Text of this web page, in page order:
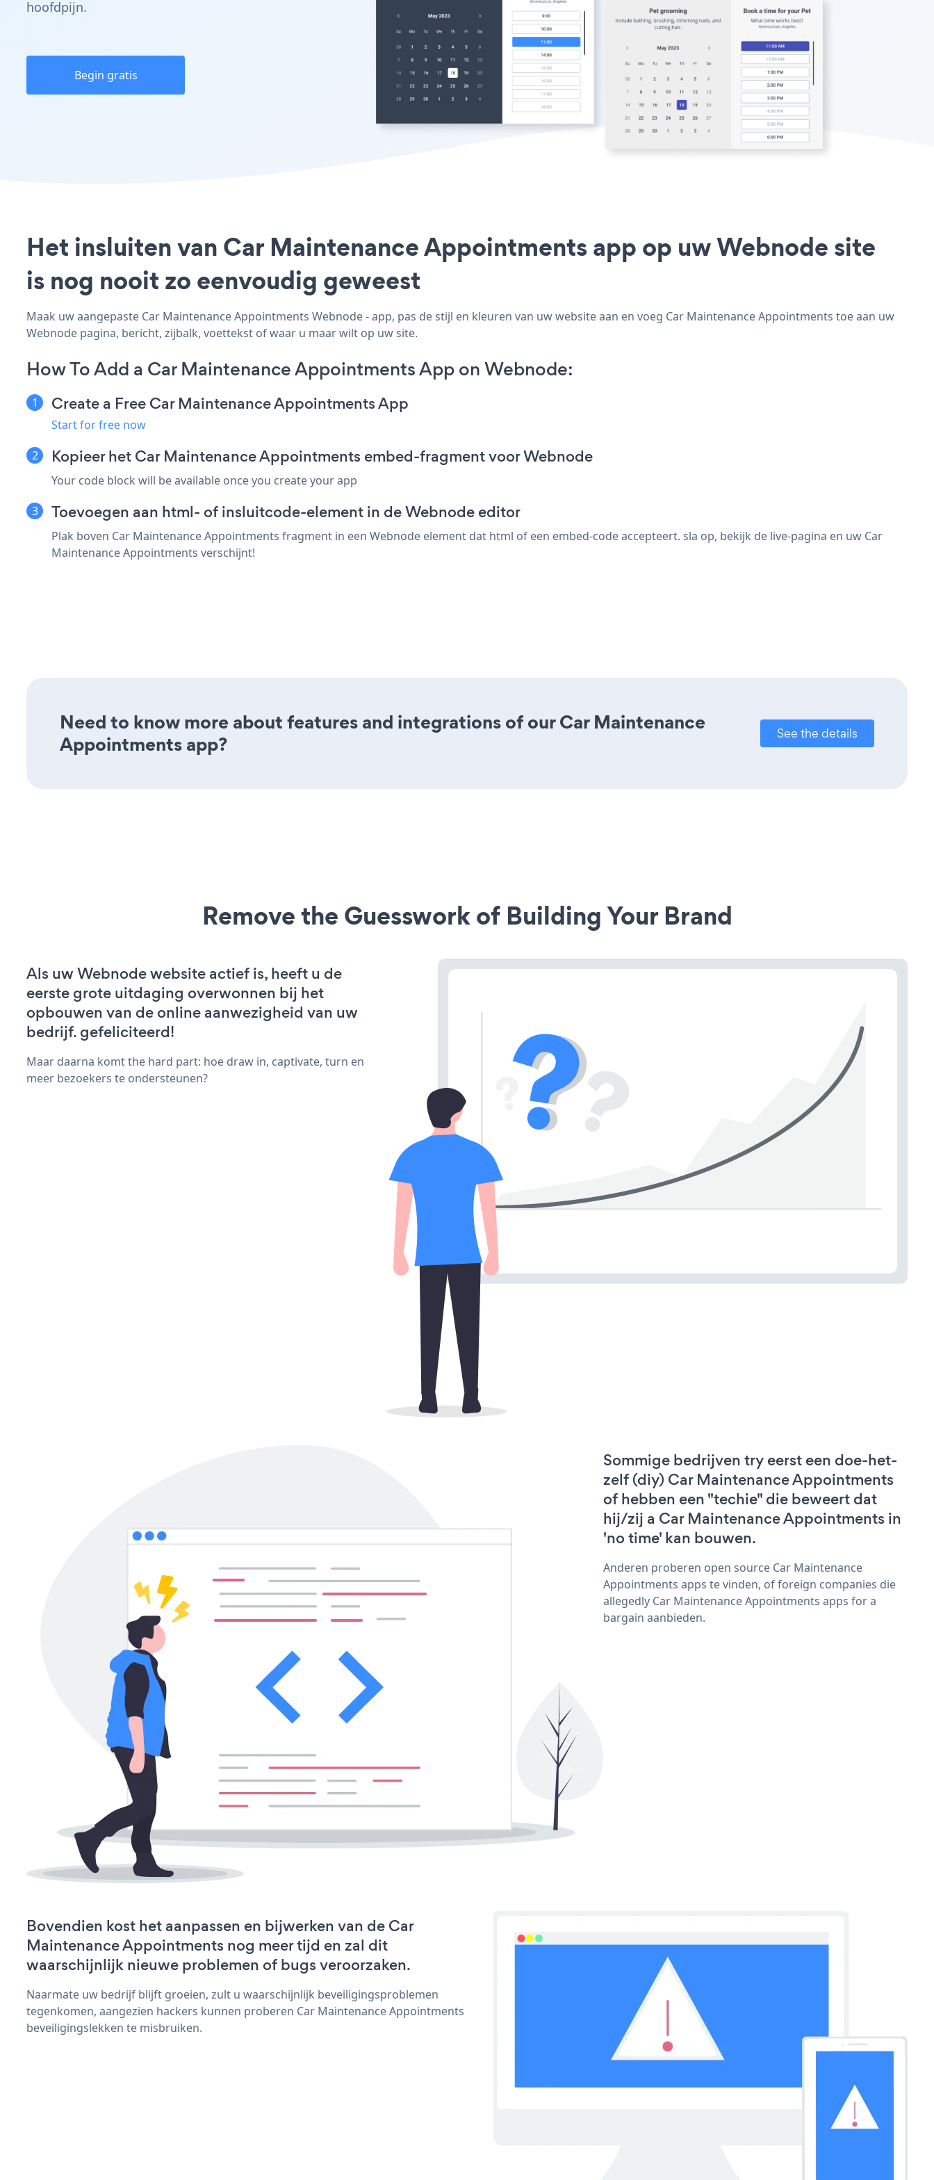
hoofdpijn.
Begin gratis
Het insluiten van Car Maintenance Appointments app op uw Webnode site
is nog nooit zo eenvoudig geweest
Maak uw aangepaste Car Maintenance Appointments Webnode - app, pas de stijl en kleuren van uw website aan en voeg Car Maintenance Appointments toe aan uw
Webnode pagina, bericht, zijbalk, voettekst of waar u maar wilt op uw site.
How To Add a Car Maintenance Appointments App on Webnode:
Create a Free Car Maintenance Appointments App
Start for free now
Kopieer het Car Maintenance Appointments embed-fragment voor Webnode
Your code block will be available once you create your app
Toevoegen aan html- of insluitcode-element in de Webnode editor
Plak boven Car Maintenance Appointments fragment in een Webnode element dat html of een embed-code accepteert. sla op, bekijk de live-pagina en uw Car
Maintenance Appointments verschijnt!
Need to know more about features and integrations of our Car Maintenance
Appointments app?
See the details
Remove the Guesswork of Building Your Brand
Als uw Webnode website actief is, heeft u de
eerste grote uitdaging overwonnen bij het
opbouwen van de online aanwezigheid van uw
bedrijf. gefeliciteerd!
Maar daarna komt the hard part: hoe draw in, captivate, turn en
meer bezoekers te ondersteunen?
Sommige bedrijven try eerst een doe-het-
zelf (diy) Car Maintenance Appointments
of hebben een "techie" die beweert dat
hij/zij a Car Maintenance Appointments in
'no time' kan bouwen.
Anderen proberen open source Car Maintenance
Appointments apps te vinden, of foreign companies die
allegedly Car Maintenance Appointments apps for a
bargain aanbieden.
Bovendien kost het aanpassen en bijwerken van de Car
Maintenance Appointments nog meer tijd en zal dit
waarschijnlijk nieuwe problemen of bugs veroorzaken.
Naarmate uw bedrijf blijft groeien, zult u waarschijnlijk beveiligingsproblemen
tegenkomen, aangezien hackers kunnen proberen Car Maintenance Appointments
beveiligingslekken te misbruiken.